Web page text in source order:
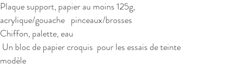
acrylique/gouache   pinceaux/brosses
Chiffon, palette, eau
           Un bloc de papier croquis  pour les essais de teinte